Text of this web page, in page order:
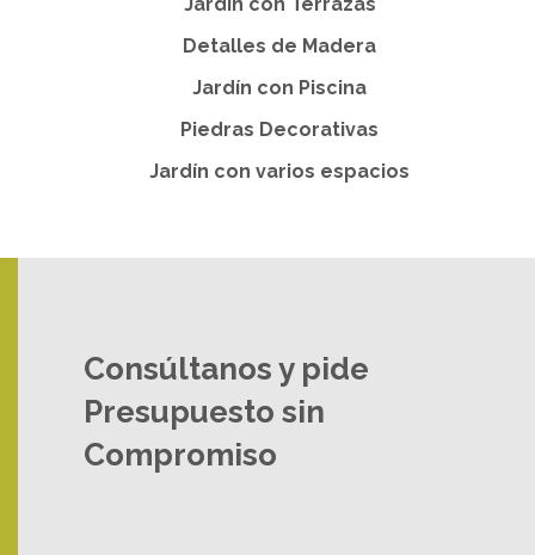
Detalles de Madera
Jardín con Piscina
Piedras Decorativas
Jardín con varios espacios
Consúltanos y pide
Presupuesto sin
Compromiso